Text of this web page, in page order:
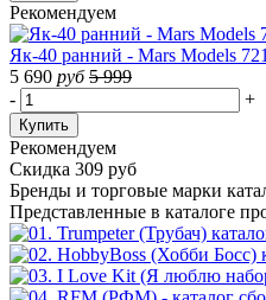
Рекомендуем
Як-40 ранний - Mars Models
5 690 руб 5 999
-
+
Купить
Рекомендуем
Скидка 309 руб
Бренды и торговые марки
Представленные в каталоге